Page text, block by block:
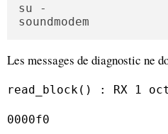
su -
soundmodem
Les messages de diagnostic ne
read_block() : RX 1
0000f0